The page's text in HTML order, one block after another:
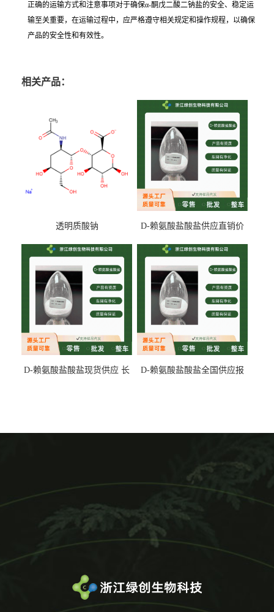
正确的运输方式和注意事项对于确保α-酮戊二酸二钠盐的安全、稳定运
输至关重要，在运输过程中，应严格遵守相关规定和操作规程，以确保
产品的安全性和有效性。
相关产品：
透明质酸钠
D-赖氨酸盐酸盐供应直销价
D-赖氨酸盐酸盐现货供应 长
D-赖氨酸盐酸盐全国供应报